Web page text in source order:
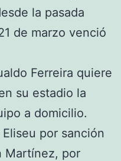
la pasada
de marzo venció
Ferreira quiere
su estadio la
a domicilio.
por sanción
Martínez, por